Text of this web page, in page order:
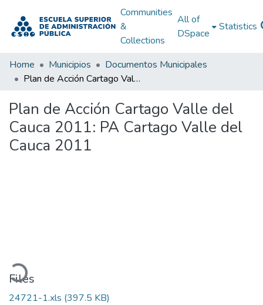
Communities
&
Collections
All of
DSpace
Statistics
Home Municipios
Documentos Municipales
Plan de Acción Cartago Valle del Cauca 2011: PA Cartago Valle del Cauca 2011
Plan de Acción Cartago Valle del
Cauca 2011: PA Cartago Valle del
Cauca 2011
Files
24721-1.xls (397.5 KB)